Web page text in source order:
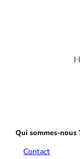
Qui sommes-nous
Contact